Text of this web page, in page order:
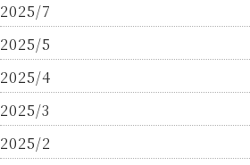
2025/7
2025/5
2025/4
2025/3
2025/2